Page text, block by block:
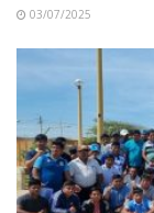
03/07/2025